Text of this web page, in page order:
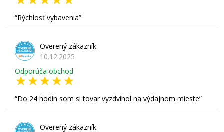
Rýchlosť vybavenia
Overený zákazník
10.12.2025
Odporúča obchod
Do 24 hodín som si tovar vyzdvihol na výdajnom mieste
Overený zákazník